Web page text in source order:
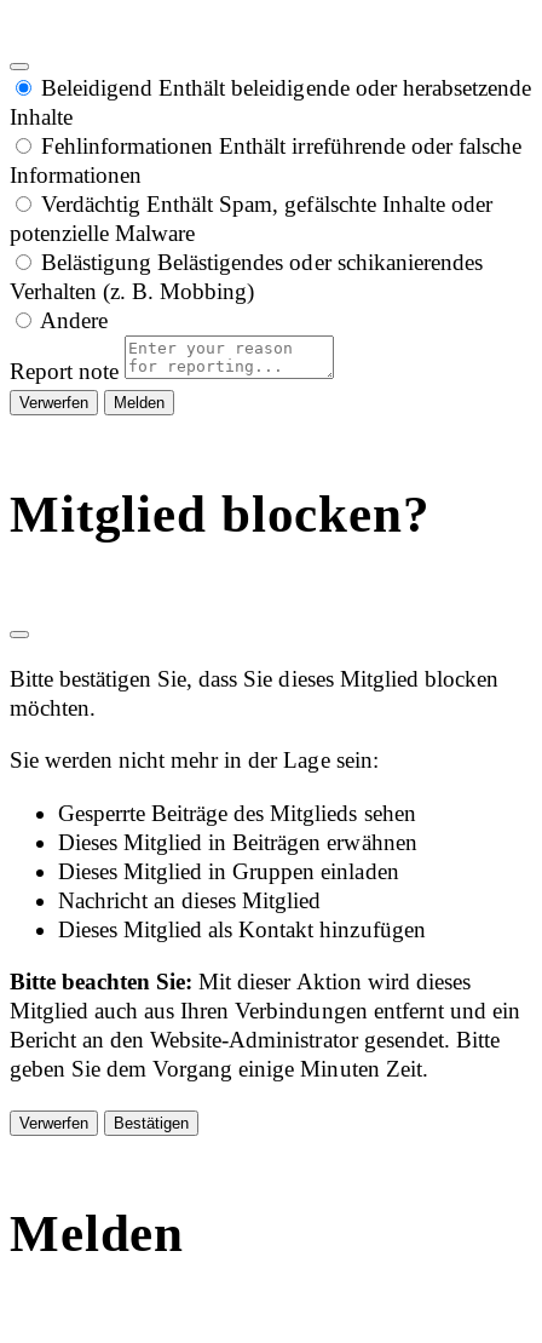
Beleidigend Enthält beleidigende oder herabsetzende
Inhalte
Fehlinformationen Enthält irreführende oder falsche
Informationen
Verdächtig Enthält Spam, gefälschte Inhalte oder
potenzielle Malware
Belästigung Belästigendes oder schikanierendes
Verhalten (z. B. Mobbing)
Andere
Report note
Melden
Mitglied blocken?
Bitte bestätigen Sie, dass Sie dieses Mitglied blocken
möchten.
Sie werden nicht mehr in der Lage sein:
Gesperrte Beiträge des Mitglieds sehen
Dieses Mitglied in Beiträgen erwähnen
Dieses Mitglied in Gruppen einladen
Nachricht an dieses Mitglied
Dieses Mitglied als Kontakt hinzufügen
Bitte beachten Sie:Mit dieser Aktion wird dieses
Mitglied auch aus Ihren Verbindungen entfernt und ein
Bericht an den Website-Administrator gesendet. Bitte
geben Sie dem Vorgang einige Minuten Zeit.
Bestätigen
Melden